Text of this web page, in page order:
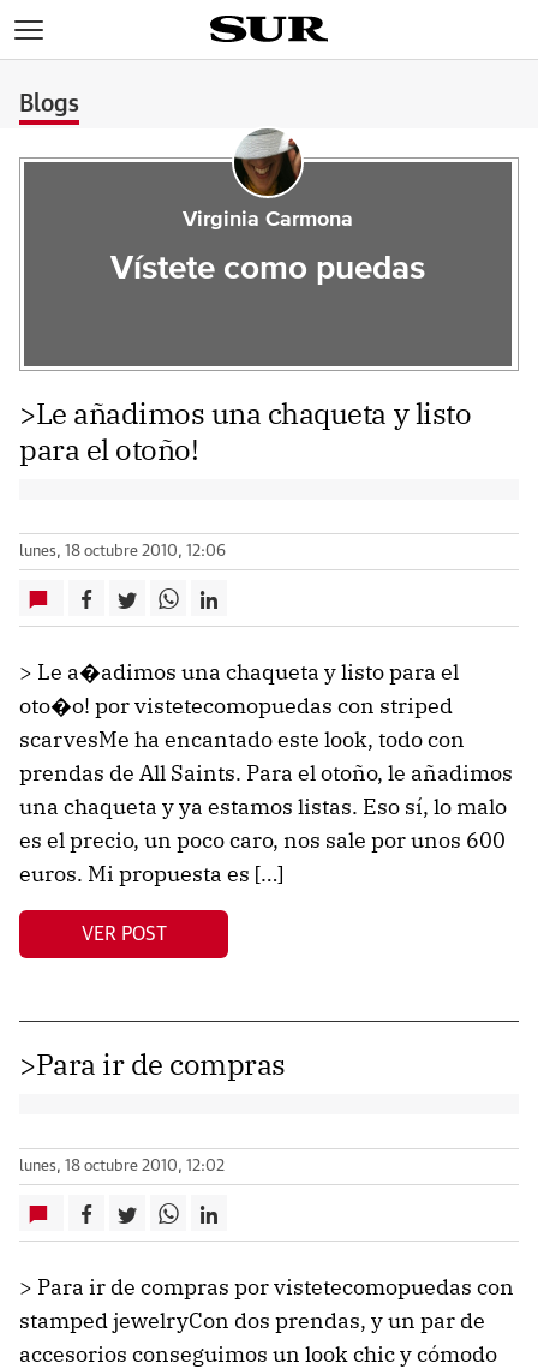
Blogs
Virginia Carmona
Vístete como puedas
>Le añadimos una chaqueta y listo
para el otoño!
lunes, 18 octubre 2010, 12:06
> Le a�adimos una chaqueta y listo para el
oto�o! por vistetecomopuedas con striped
scarvesMe ha encantado este look, todo con
prendas de All Saints. Para el otoño, le añadimos
una chaqueta y ya estamos listas. Eso sí, lo malo
es el precio, un poco caro, nos sale por unos 600
euros. Mi propuesta es […]
VER POST
>Para ir de compras
lunes, 18 octubre 2010, 12:02
> Para ir de compras por vistetecomopuedas con
stamped jewelryCon dos prendas, y un par de
accesorios conseguimos un look chic y cómodo